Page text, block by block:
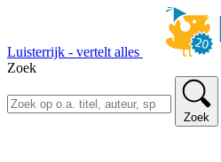
Luisterrijk - vertelt alles
Zoek
Zoek